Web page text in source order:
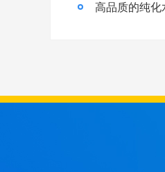
高品质的纯